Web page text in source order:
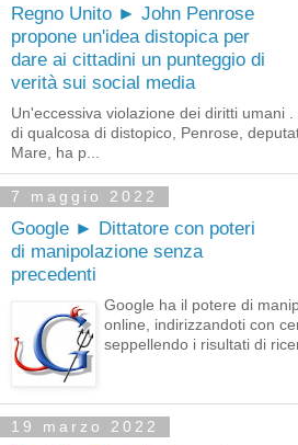
Regno Unito ► John Penrose
propone un'idea distopica per
dare ai cittadini un punteggio di
verità sui social media
Un'eccessiva violazione dei diritti umani
di qualcosa di distopico, Penrose,
Mare, ha p...
7 maggio 2022
Google ► Dittatore con poteri
di manipolazione senza
precedenti
Google ha il potere di
online, indirizzandoti con
seppellendo i risultati di
19 marzo 2022